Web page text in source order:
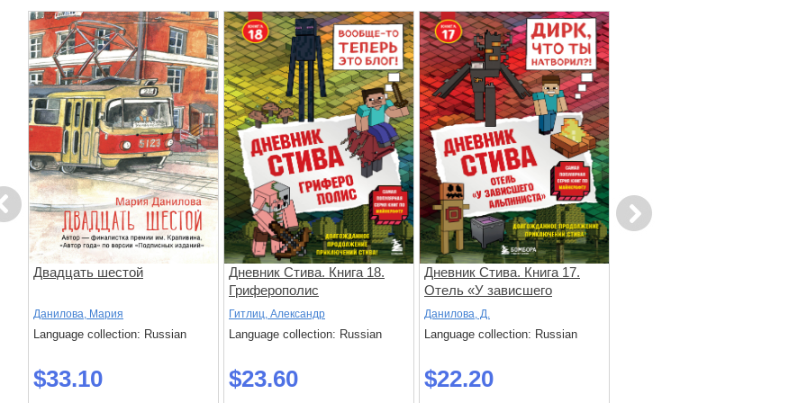
Двадцать шестой
Данилова, Мария
Language collection: Russian
$33.10
Дневник Стива. Книга 18.
Гриферополис
Гитлиц, Александр
Language collection: Russian
$23.60
Дневник Стива. Книга 17.
Отель «У зависшего
альпиниста»
Данилова, Д.
Language collection: Russian
$22.20
Next